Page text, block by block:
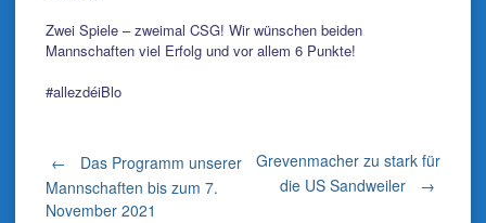
Zwei Spiele – zweimal CSG! Wir wünschen beiden
Mannschaften viel Erfolg und vor allem 6 Punkte!
#allezdéiBlo
Post
←
Das Programm unserer
Mannschaften bis zum 7.
November 2021
Grevenmacher zu stark für
die US Sandweiler
→